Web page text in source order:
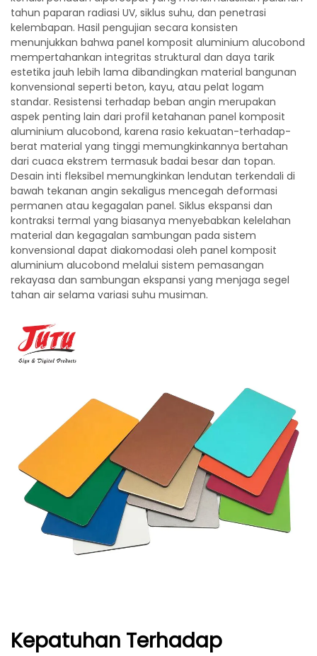
tahun paparan radiasi UV, siklus suhu, dan penetrasi
kelembapan. Hasil pengujian secara konsisten
menunjukkan bahwa panel komposit aluminium alucobond
mempertahankan integritas struktural dan daya tarik
estetika jauh lebih lama dibandingkan material bangunan
konvensional seperti beton, kayu, atau pelat logam
standar. Resistensi terhadap beban angin merupakan
aspek penting lain dari profil ketahanan panel komposit
aluminium alucobond, karena rasio kekuatan-terhadap-
berat material yang tinggi memungkinkannya bertahan
dari cuaca ekstrem termasuk badai besar dan topan.
Desain inti fleksibel memungkinkan lendutan terkendali di
bawah tekanan angin sekaligus mencegah deformasi
permanen atau kegagalan panel. Siklus ekspansi dan
kontraksi termal yang biasanya menyebabkan kelelahan
material dan kegagalan sambungan pada sistem
konvensional dapat diakomodasi oleh panel komposit
aluminium alucobond melalui sistem pemasangan
rekayasa dan sambungan ekspansi yang menjaga segel
tahan air selama variasi suhu musiman.
Kepatuhan Terhadap